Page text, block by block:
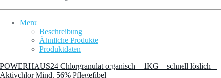
Menu
Beschreibung
Ähnliche Produkte
Produktdaten
POWERHAUS24 Chlorgranulat organisch – 1KG – schnell löslich –
Aktivchlor Mind. 56% Pflegefibel